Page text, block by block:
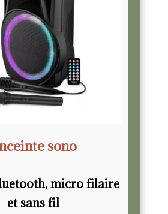
sono
micro filaire
et sans fil